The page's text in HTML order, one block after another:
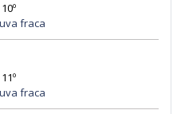
fraca
fraca